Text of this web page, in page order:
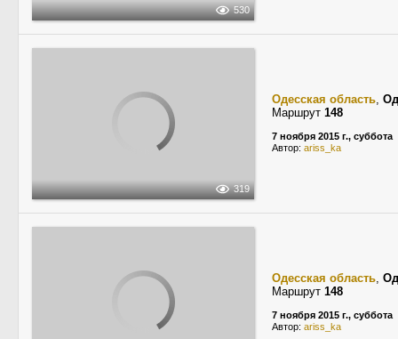
530
319
Одесская область,
Маршрут 148
7 ноября 2015 г., суббота
Автор: ariss_ka
Одесская область,
Маршрут 148
7 ноября 2015 г., суббота
Автор: ariss_ka